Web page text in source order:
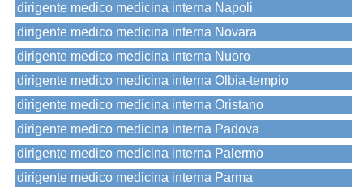
dirigente medico medicina interna Napoli
dirigente medico medicina interna Novara
dirigente medico medicina interna Nuoro
dirigente medico medicina interna Olbia-tempio
dirigente medico medicina interna Oristano
dirigente medico medicina interna Padova
dirigente medico medicina interna Palermo
dirigente medico medicina interna Parma